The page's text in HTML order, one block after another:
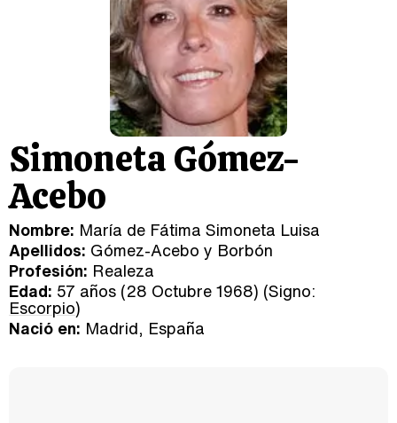
Simoneta Gómez-
Acebo
Nombre: María de Fátima Simoneta Luisa
Apellidos: Gómez-Acebo y Borbón
Profesión: Realeza
Edad: 57 años (28 Octubre 1968) (Signo:
Escorpio)
Nació en: Madrid, España